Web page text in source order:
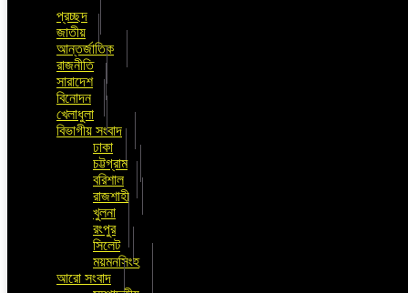
প্রচ্ছদ
জাতীয়
আন্তর্জাতিক
রাজনীতি
সারাদেশ
বিনোদন
খেলাধুলা
বিভাগীয় সংবাদ
ঢাকা
চট্টগ্রাম
বরিশাল
রাজশাহী
খুলনা
রংপুর
সিলেট
ময়মনসিংহ
আরো সংবাদ